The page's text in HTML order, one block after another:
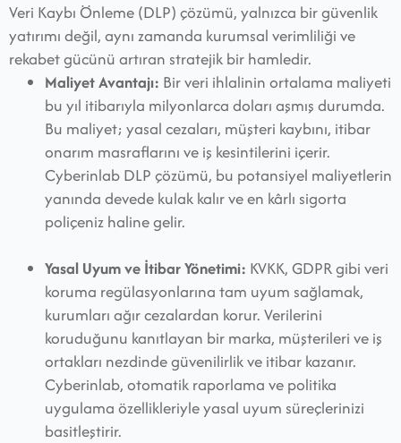
Veri Kaybı Önleme (DLP) çözümü, yalnızca bir güvenlik
yatırımı değil, aynı zamanda kurumsal verimliliği ve
rekabet gücünü artıran stratejik bir hamledir.
Maliyet Avantajı: Bir veri ihlalinin ortalama maliyeti
bu yıl itibarıyla milyonlarca doları aşmış durumda.
Bu maliyet; yasal cezaları, müşteri kaybını, itibar
onarım masraflarını ve iş kesintilerini içerir.
Cyberinlab DLP çözümü, bu potansiyel maliyetlerin
yanında devede kulak kalır ve en kârlı sigorta
poliçeniz haline gelir.
Yasal Uyum ve İtibar Yönetimi: KVKK, GDPR gibi veri
koruma regülasyonlarına tam uyum sağlamak,
kurumları ağır cezalardan korur. Verilerini
koruduğunu kanıtlayan bir marka, müşterileri ve iş
ortakları nezdinde güvenilirlik ve itibar kazanır.
Cyberinlab, otomatik raporlama ve politika
uygulama özellikleriyle yasal uyum süreçlerinizi
basitleştirir.